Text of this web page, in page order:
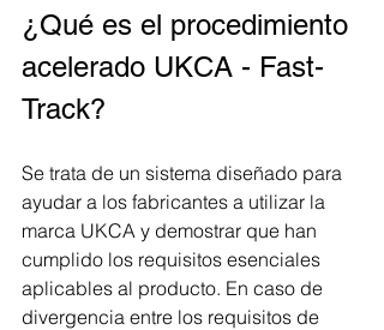
¿Qué es el procedimiento
acelerado UKCA - Fast-
Track?
Se trata de un sistema diseñado para
ayudar a los fabricantes a utilizar la
marca UKCA y demostrar que han
cumplido los requisitos esenciales
aplicables al producto. En caso de
divergencia entre los requisitos de